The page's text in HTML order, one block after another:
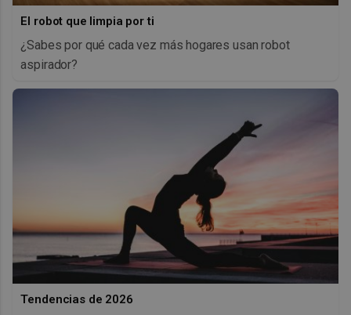
El robot que limpia por ti
¿Sabes por qué cada vez más hogares usan robot
aspirador?
Tendencias de 2026